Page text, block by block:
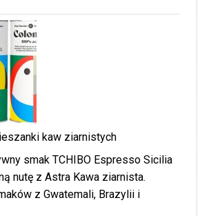
kaw ziarnistych
smak TCHIBO Espresso Sicilia
nutę z Astra Kawa ziarnista.
z Gwatemali, Brazylii i